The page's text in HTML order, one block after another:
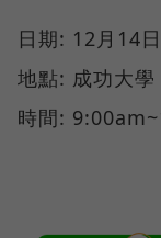
日期: 12月14日
地點: 成功大
時間: